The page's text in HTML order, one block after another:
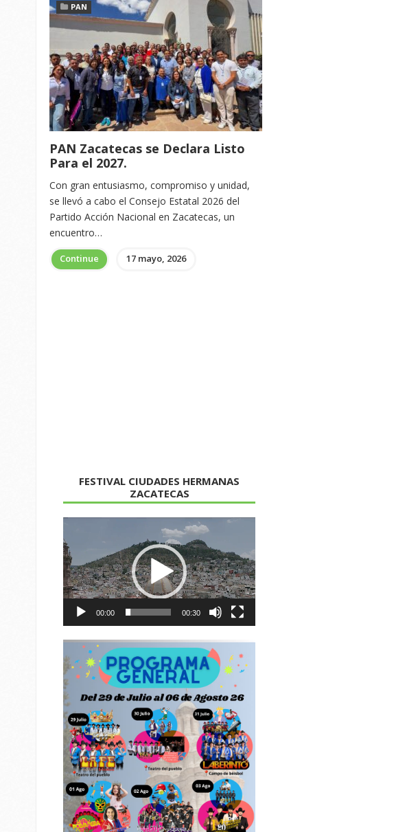
PAN
PAN Zacatecas se Declara Listo
Para el 2027.
Con gran entusiasmo, compromiso y unidad,
se llevó a cabo el Consejo Estatal 2026 del
Partido Acción Nacional en Zacatecas, un
encuentro…
Continue 17 mayo, 2026
FESTIVAL CIUDADES HERMANAS
ZACATECAS
de
vídeo
00:00 00:30